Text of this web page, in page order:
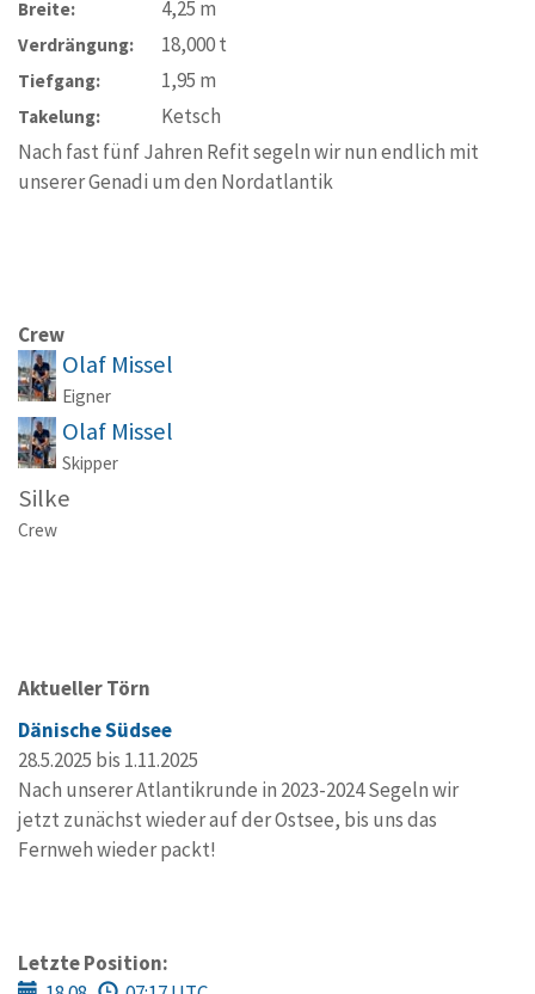
Breite: 4,25 m
Verdrängung: 18,000t
Tiefgang: 1,95 m
Takelung:
Ketsch
Nach fast fünf Jahren Refit segeln wir nun endlich mit
unserer Genadi um den Nordatlantik
Crew
Olaf Missel
Eigner
Olaf Missel
Skipper
Silke
Crew
Aktueller Törn
Dänische Südsee
28.5.2025 bis 1.11.2025
Nach unserer Atlantikrunde in 2023-2024 Segeln wir
jetzt zunächst wieder auf der Ostsee, bis uns das
Fernweh wieder packt!
Letzte Position: